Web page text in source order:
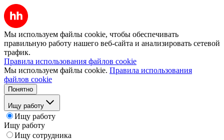
Мы используем файлы cookie, чтобы обеспечивать
правильную работу нашего веб-сайта и анализировать сетевой
трафик.
Правила использования файлов cookie
Мы используем файлы cookie. Правила использования
файлов cookie
Понятно
Ищу работу
Ищу работу
Ищу работу
Ищу сотрудника